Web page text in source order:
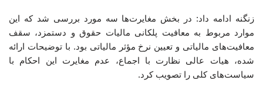
زنگنه ادامه داد: در بخش مغایرت‌ها سه مورد بررسی شد که این
موارد مربوط به معافیت پلکانی مالیات حقوق و دستمزد، سقف
معافیت‌های مالیاتی و تعیین نرخ مؤثر مالیاتی بود. با توضیحات ارائه
شده، هیات عالی نظارت با اجماع، عدم مغایرت این احکام با
سیاست‌های کلی را تصویب کرد.